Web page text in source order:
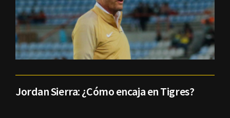
Jordan Sierra: ¿Cómo encaja en Tigres?